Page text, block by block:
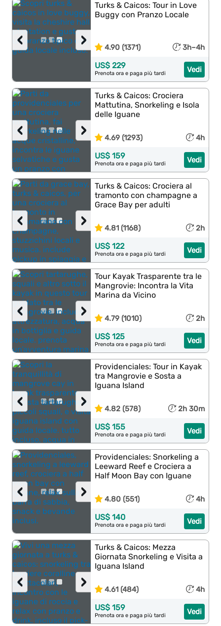
›
‹
Turks & Caicos: Tour in Love
Buggy con Pranzo Locale
4.90 (1371) 3h–4h
Vedi
US$ 229
Prenota ora e paga più tardi
›
‹
Turks & Caicos: Crociera
Mattutina, Snorkeling e Isola
delle Iguane
4.69 (1293) 4h
Vedi
US$ 159
Prenota ora e paga più tardi
›
‹
Turks & Caicos: Crociera al
tramonto con champagne a
Grace Bay per adulti
4.81 (1168) 2h
Vedi
US$ 122
Prenota ora e paga più tardi
›
‹
Tour Kayak Trasparente tra le
Mangrovie: Incontra la Vita
Marina da Vicino
4.79 (1010) 2h
Vedi
US$ 125
Prenota ora e paga più tardi
›
‹
Providenciales: Tour in Kayak
tra Mangrovie e Sosta a
Iguana Island
4.82 (578) 2h 30m
Vedi
US$ 155
Prenota ora e paga più tardi
›
‹
Providenciales: Snorkeling a
Leeward Reef e Crociera a
Half Moon Bay con Iguane
4.80 (551) 4h
Vedi
US$ 140
Prenota ora e paga più tardi
›
‹
Turks & Caicos: Mezza
Giornata Snorkeling e Visita a
Iguana Island
4.61 (484) 4h
Vedi
US$ 159
Prenota ora e paga più tardi